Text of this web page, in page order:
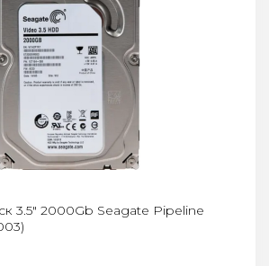
3.5" 2000Gb Seagate Pipeline